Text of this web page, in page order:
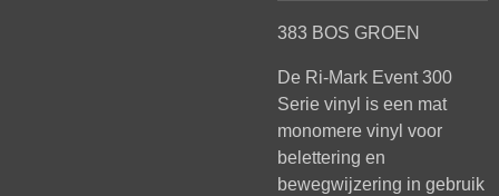
383 BOS GROEN
De Ri-Mark Event 300
Serie vinyl is een mat
monomere vinyl voor
belettering en
bewegwijzering in gebruik